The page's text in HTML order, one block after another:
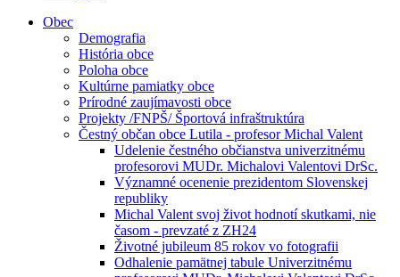
Obec
Demografia
História obce
Poloha obce
Kultúrne pamiatky obce
Prírodné zaujímavosti obce
Projekty /FNPŠ/ Športová infraštruktúra
Čestný občan obce Lutila - profesor Michal Valent
Udelenie čestného občianstva univerzitnému
profesorovi MUDr. Michalovi Valentovi DrSc.
Významné ocenenie prezidentom Slovenskej
republiky
Michal Valent svoj život hodnotí skutkami, nie
časom - prevzaté z ZH24
Životné jubileum 85 rokov vo fotografii
Odhalenie pamätnej tabule Univerzitnému